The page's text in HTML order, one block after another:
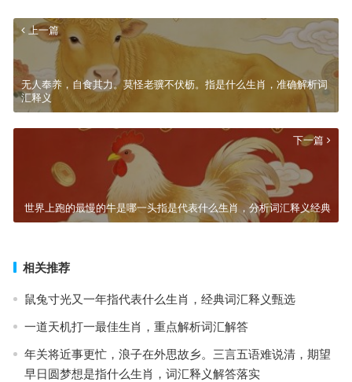
上一篇
无人奉养，自食其力。莫怪老骥不伏枥。指是什么生肖，准确解析词
汇释义
下一篇
世界上跑的最慢的牛是哪一头指是代表什么生肖，分析词汇释义经典
相关推荐
鼠兔寸光又一年指代表什么生肖，经典词汇释义甄选
一道天机打一最佳生肖，重点解析词汇解答
年关将近事更忙，浪子在外思故乡。三言五语难说清，期望
早日圆梦想是指什么生肖，词汇释义解答落实